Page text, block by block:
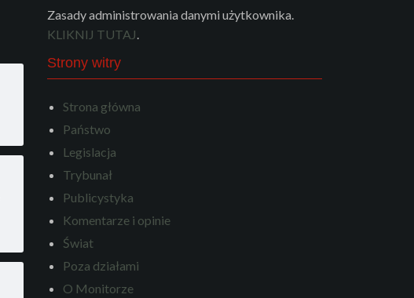
Zasady administrowania danymi użytkownika.
KLIKNIJ TUTAJ.
Strony witry
Strona główna
Państwo
Legislacja
Trybunał
Publicystyka
Komentarze i opinie
Świat
Poza działami
O Monitorze